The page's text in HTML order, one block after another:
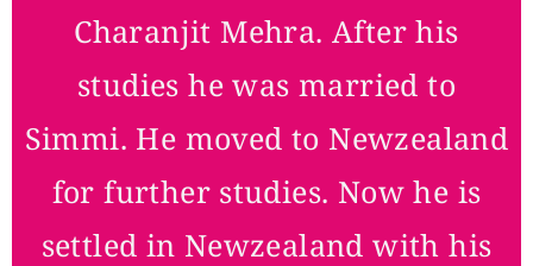
Charanjit Mehra. After his
studies he was married to
Simmi. He moved to Newzealand
for further studies. Now he is
settled in Newzealand with his